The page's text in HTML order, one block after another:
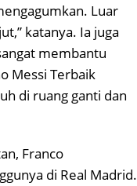
Luar
katanya. Ia juga
membantu
Messi Terbaik
di ruang ganti dan
Franco
di Real Madrid.